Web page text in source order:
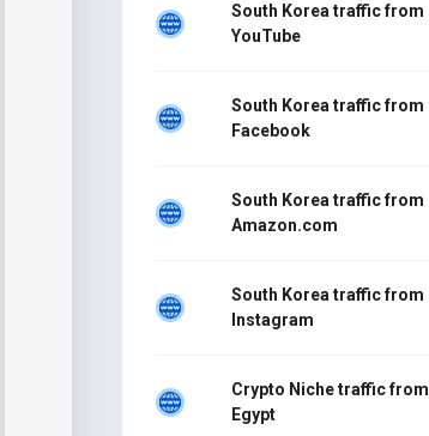
South Korea traffic from
YouTube
South Korea traffic from
Facebook
South Korea traffic from
Amazon.com
South Korea traffic from
Instagram
Crypto Niche traffic from
Egypt